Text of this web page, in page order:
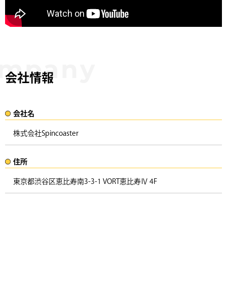
会社情報
会社名​
株式会社Spincoaster
住所​​
東京都渋谷区恵比寿南3-3-1 VORT恵比寿Ⅳ 4F ​